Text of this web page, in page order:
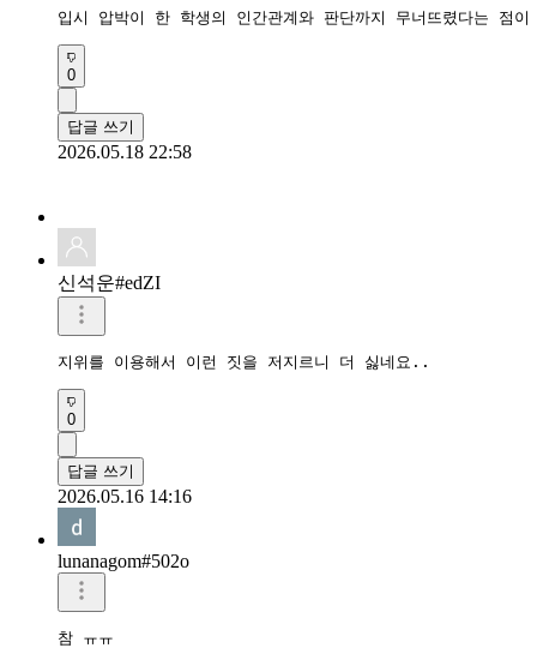
입시 압박이 한 학생의 인간관계와 판단까지 무너뜨렸다는 점
0
답글 쓰기
2026.05.18 22:58
신석운#edZI
지위를 이용해서 이런 짓을 저지르니 더 싫네요..
0
답글 쓰기
2026.05.16 14:16
lunanagom#502o
참 ㅠㅠ